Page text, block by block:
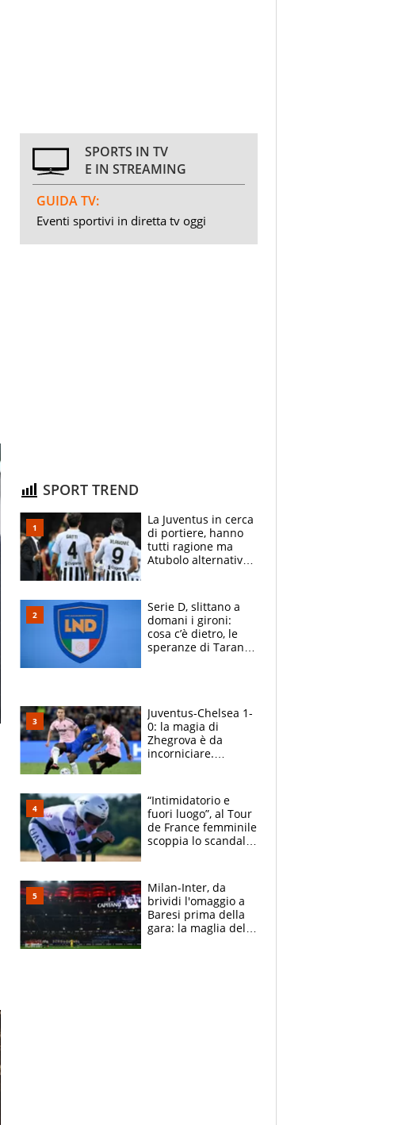
SPORTS IN TV
E IN STREAMING
GUIDA TV:
Eventi sportivi in diretta tv oggi
SPORT TREND
La Juventus in cerca
di portiere, hanno
tutti ragione ma
Atubolo alternativa
rimane Milinkovic-
Savic
Serie D, slittano a
domani i gironi:
cosa c’è dietro, le
speranze di Taranto
Juventus-Chelsea 1-
0: la magia di
Zhegrova è da
incorniciare.
ancora, la porta
inviolata
“Intimidatorio e
fuori luogo”, al Tour
de France femminile
scoppia lo scandalo:
atlete
Milan-Inter, da
brividi l'omaggio a
Baresi prima della
gara: la maglia del